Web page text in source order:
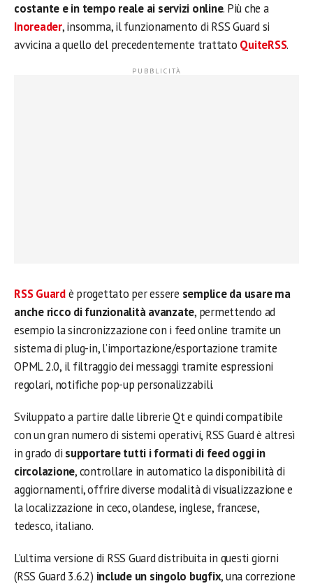
costante e in tempo reale ai servizi online. Più che a
Inoreader, insomma, il funzionamento di RSS Guard si
avvicina a quello del precedentemente trattato QuiteRSS.
RSS Guardè progettato per essere semplice da usare ma
anche ricco di funzionalità avanzate, permettendo ad
esempio la sincronizzazione con i feed online tramite un
sistema di plug-in, l’importazione/esportazione tramite
OPML 2.0, il filtraggio dei messaggi tramite espressioni
regolari, notifiche pop-up personalizzabili.
Sviluppato a partire dalle librerie Qt e quindi compatibile
con un gran numero di sistemi operativi, RSS Guard è altresì
in grado di supportare tutti i formati di feed oggi in
circolazione, controllare in automatico la disponibilità di
aggiornamenti, offrire diverse modalità di visualizzazione e
la localizzazione in ceco, olandese, inglese, francese,
tedesco, italiano.
L’ultima versione di RSS Guard distribuita in questi giorni
(RSS Guard 3.6.2) include un singolo bugfix, una correzione